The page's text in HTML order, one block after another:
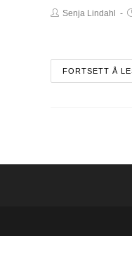
Senja Lindahl
FORTSETT Å